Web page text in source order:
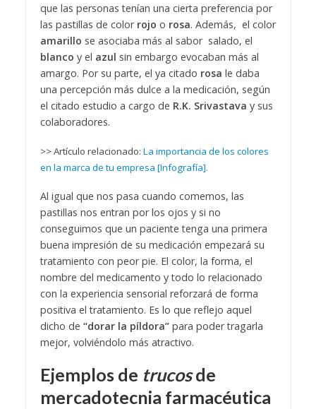
que las personas tenían una cierta preferencia por
las pastillas de color rojo o rosa. Además, el color
amarillo se asociaba más al sabor salado, el
blanco y el azul sin embargo evocaban más al
amargo. Por su parte, el ya citado rosa le daba
una percepción más dulce a la medicación, según
el citado estudio a cargo de R.K. Srivastava y sus
colaboradores.
>> Artículo relacionado: La importancia de los colores
en la marca de tu empresa [Infografía].
Al igual que nos pasa cuando comemos, las
pastillas nos entran por los ojos y si no
conseguimos que un paciente tenga una primera
buena impresión de su medicación empezará su
tratamiento con peor pie. El color, la forma, el
nombre del medicamento y todo lo relacionado
con la experiencia sensorial reforzará de forma
positiva el tratamiento. Es lo que reflejo aquel
dicho de “dorar la píldora”para poder tragarla
mejor, volviéndolo más atractivo.
Ejemplos de trucosde
mercadotecnia farmacéutica